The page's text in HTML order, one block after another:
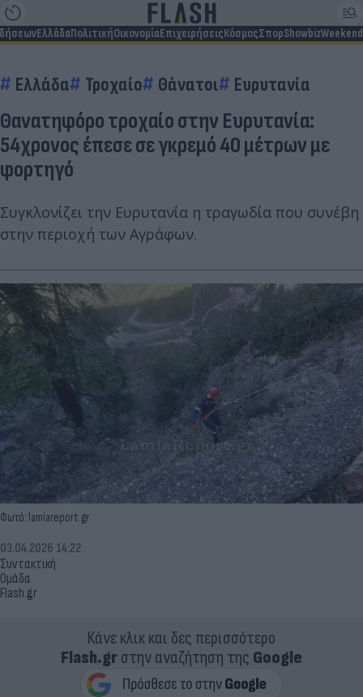
ΕλλάδαΠολιτικήΟικονομίαΕπιχειρήσειςΚόσμοςΣπορShowbizWeekend
Ελλάδα Τροχαίο Θάνατοι Ευρυτανία
Θανατηφόρο τροχαίο στην Ευρυτανία:
54χρονος έπεσε σε γκρεμό 40 μέτρων με
φορτηγό
Συγκλονίζει την Ευρυτανία η τραγωδία που συνέβη
στην περιοχή των Αγράφων.
Φωτό: lamiareport.gr
Συντακτική
Ομάδα
Flash.gr
03.04.2026 14:22
Κάνε κλικ και δες περισσότερο
Flash.grστην αναζήτηση της Google